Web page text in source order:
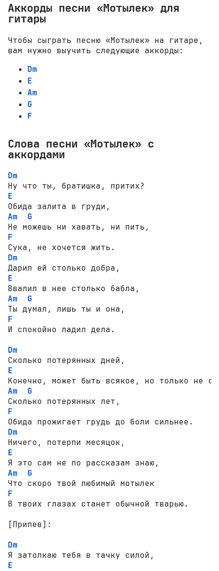
Аккорды песни «Мотылек» для
гитары
Чтобы сыграть песню «Мотылек» на гитаре,
вам нужно выучить следующие аккорды:
Dm
E
Am
G
F
Слова песни «Мотылек» с
аккордами
Dm
E
Am
G
F
Dm
E
Am
G
F
И спокойно ладил дела.
Dm
E
Am
G
F
Dm
E
Am
G
F
В твоих глазах станет обычной тварью.
[Припев]:
Dm
E